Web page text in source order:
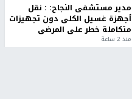
مدير مستشفى النجاح: : نقل
أجهزة غسيل الكلى دون تجهيزات
متكاملة خطر على المرضى
منذ 2 ساعة